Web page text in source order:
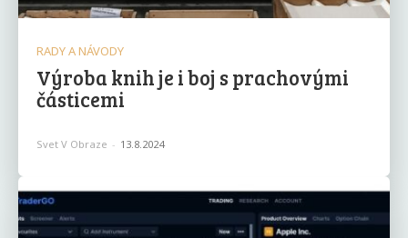
RADY A NÁVODY
Výroba knih je i boj s prachovými
částicemi
Svet V Obraze - 13.8.2024